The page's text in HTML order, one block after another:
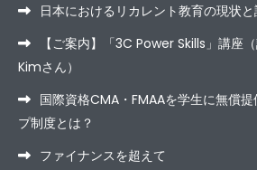
日本におけるリカレント教育の現状
【ご案内】「3C Power Skills」講座
Kimさん）
国際資格CMA・FMAAを学生に無償
プ制度とは？
ファイナンスを超えて